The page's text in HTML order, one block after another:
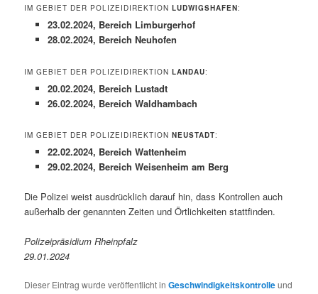
IM GEBIET DER POLIZEIDIREKTIONLUDWIGSHAFEN:
23.02.2024, Bereich Limburgerhof
28.02.2024, Bereich Neuhofen
IM GEBIET DER POLIZEIDIREKTIONLANDAU:
20.02.2024, Bereich Lustadt
26.02.2024, Bereich Waldhambach
IM GEBIET DER POLIZEIDIREKTIONNEUSTADT:
22.02.2024, Bereich Wattenheim
29.02.2024, Bereich Weisenheim am Berg
Die Polizei weist ausdrücklich darauf hin, dass Kontrollen auch
außerhalb der genannten Zeiten und Örtlichkeiten stattfinden.
Polizeipräsidium Rheinpfalz
29.01.2024
Dieser Eintrag wurde veröffentlicht inGeschwindigkeitskontrolleund